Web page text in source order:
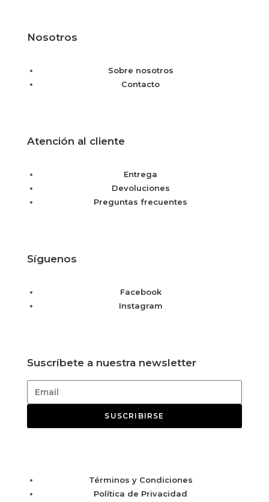
Nosotros
Sobre nosotros
Contacto
Atención al cliente
Entrega
Devoluciones
Preguntas frecuentes
Síguenos
Facebook
Instagram
Suscríbete a nuestra newsletter
SUSCRIBIRSE
Términos y Condiciones
Política de Privacidad